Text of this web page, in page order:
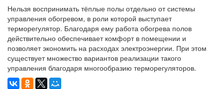
Нельзя воспринимать тёплые полы отдельно от системы
управления обогревом, в роли которой выступает
терморегулятор. Благодаря ему работа обогрева полов
действительно обеспечивает комфорт в помещении и
позволяет экономить на расходах электроэнергии. При этом
существует множество вариантов реализации такого
управления благодаря многообразию терморегуляторов.